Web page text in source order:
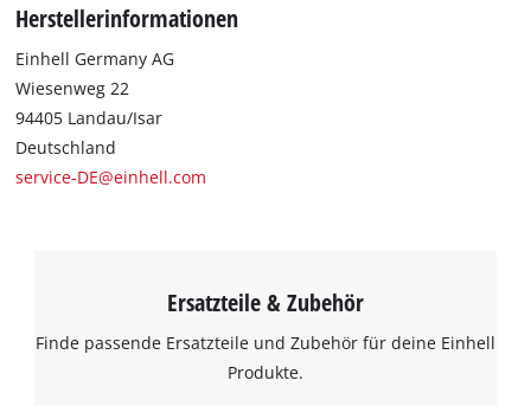
Herstellerinformationen
Einhell Germany AG
Wiesenweg 22
94405 Landau/Isar
Deutschland
service-DE@einhell.com
Ersatzteile & Zubehör
Finde passende Ersatzteile und Zubehör für deine Einhell
Produkte.